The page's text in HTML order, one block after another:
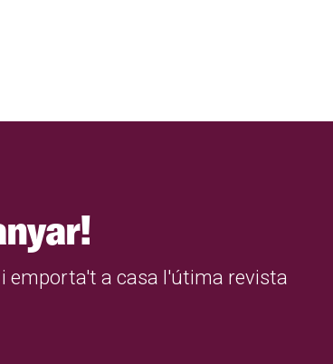
emporta't a casa l'útima revista